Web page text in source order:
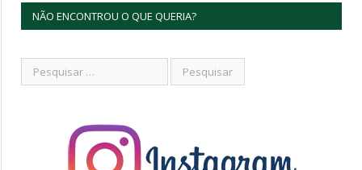
NÃO ENCONTROU O QUE QUERIA?